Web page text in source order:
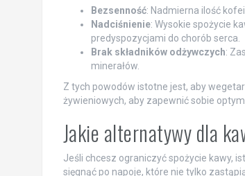
Bezsenność: Nadmierna ilość
Nadciśnienie: Wysokie spożycie
predyspozycjami do chorób serca.
Brak składników odżywczych:
minerałów.
Z tych powodów istotne jest, aby
żywieniowych, aby zapewnić sobie
Jakie alternatywy dla
Jeśli chcesz ograniczyć spożycie kawy,
sięgnąć po napoje, które nie tylko